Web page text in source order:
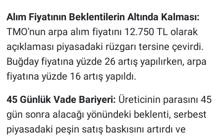
Alım Fiyatının Beklentilerin Altında Kalması:
TMO'nun arpa alım fiyatını 12.750 TL olarak
açıklaması piyasadaki rüzgarı tersine çevirdi.
Buğday fiyatına yüzde 26 artış yapılırken, arpa
fiyatına yüzde 16 artış yapıldı.
45 Günlük Vade Bariyeri: Üreticinin parasını 45
gün sonra alacağı yönündeki beklenti, serbest
piyasadaki peşin satış baskısını artırdı ve